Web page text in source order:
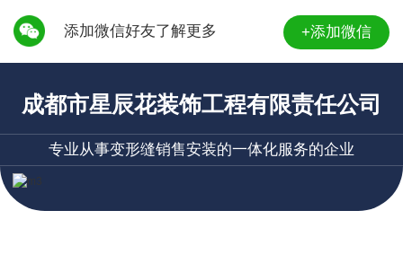
添加微信好友了解更多 +添加微信
成都市星辰花装饰工程有限责任公司
专业从事变形缝销售安装的一体化服务的企业